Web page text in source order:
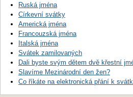
Ruská jména
Církevní svátky
Americká jména
Francouzská jména
Italská jména
Svátek zamilovaných
Dali byste svým dětem dvě křestní
Slavíme Mezinárodní den žen?
Co říkáte na elektronická přání k